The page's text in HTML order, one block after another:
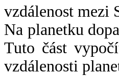
vzdálenost mezi
Na planetku
Tuto část
vzdálenosti